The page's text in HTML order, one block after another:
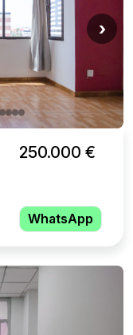
›
250.000 €
WhatsApp